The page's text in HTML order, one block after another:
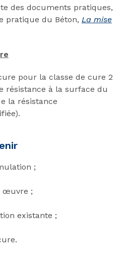
des documents pratiques,
pratique du Béton, La mise
pour la classe de cure 2
résistance à la surface du
la résistance
;
œuvre ;
existante ;